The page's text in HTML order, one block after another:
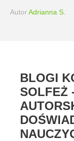
AutorAdrianna S.
BLOGI
SOLFEŻ